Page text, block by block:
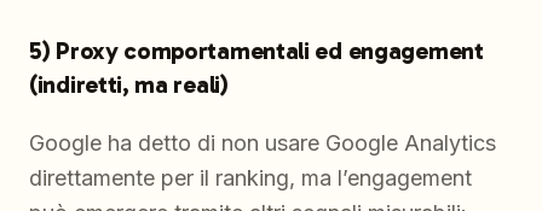
5) Proxy comportamentali ed engagement
(indiretti, ma reali)
Google ha detto di non usare Google Analytics
direttamente per il ranking, ma l’engagement